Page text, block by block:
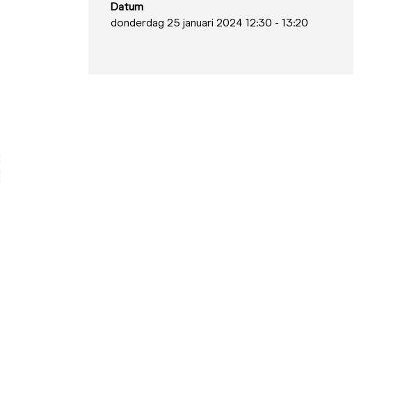
Datum
donderdag 25 januari 2024 12:30 -13:20